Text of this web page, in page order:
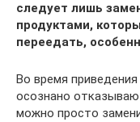
следует лишь
продуктами,
переедать,
Во время
осознано
можно просто